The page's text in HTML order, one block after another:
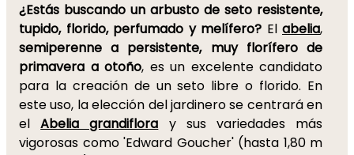
¿Estás buscando un arbusto de seto resistente,
tupido, florido, perfumado y melífero? El abelia,
semiperenne a persistente, muy florífero de
primavera a otoño, es un excelente candidato
para la creación de un seto libre o florido. En
este uso, la elección del jardinero se centrará en
elAbelia grandiflora y sus variedades más
vigorosas como 'Edward Goucher' (hasta 1,80 m